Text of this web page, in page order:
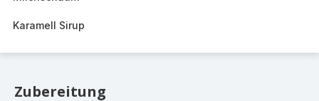
Karamell Sirup
Zubereitung